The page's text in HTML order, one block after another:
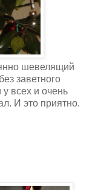
шевелящий
заветного
всех и очень
И это приятно.